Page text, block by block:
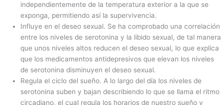
independientemente de la temperatura exterior a la que se
exponga, permitiendo así la supervivencia.
Influye en el deseo sexual. Se ha comprobado una correlación
entre los niveles de serotonina y la libido sexual, de tal manera
que unos niveles altos reducen el deseo sexual, lo que explica
que los medicamentos antidepresivos que elevan los niveles
de serotonina disminuyen el deseo sexual.
Regula el ciclo del sueño. A lo largo del día los niveles de
serotonina suben y bajan describiendo lo que se llama el ritmo
circadiano, el cual regula los horarios de nuestro sueño y